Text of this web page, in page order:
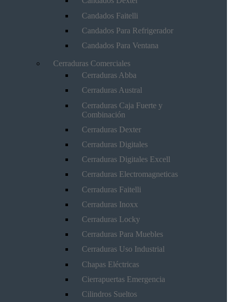
Candados Faitelli
Candados Para Refrigerador
Candados Para Ventana
Cerraduras Comerciales
Cerraduras Abba
Cerraduras Austral
Cerraduras Caja Fuerte y
Combinación
Cerraduras Dexter
Cerraduras Digitales
Cerraduras Digitales Excell
Cerraduras Electromagneticas
Cerraduras Faitelli
Cerraduras Inoxx
Cerraduras Locky
Cerraduras Para Muebles
Cerraduras Uso Industrial
Chapas Eléctricas
Cierrapuertas Emergencia
Cilindros Sueltos